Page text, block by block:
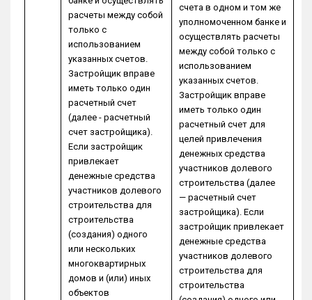
расчеты между собой
только с
использованием
указанных счетов.
Застройщик вправе
иметь только один
расчетный счет
(далее - расчетный
счет застройщика).
Если застройщик
привлекает
денежные средства
участников долевого
строительства для
строительства
(создания) одного
или нескольких
многоквартирных
домов и (или) иных
объектов
счета в одном и том же
уполномоченном банке и
осуществлять расчеты
между собой только с
использованием
указанных счетов.
Застройщик вправе
иметь только один
расчетный счет для
целей привлечения
денежных средства
участников долевого
строительства (далее
— расчетный счет
застройщика). Если
застройщик привлекает
денежные средства
участников долевого
строительства для
строительства